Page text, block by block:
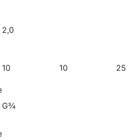
2,0
10 10 25
G¾